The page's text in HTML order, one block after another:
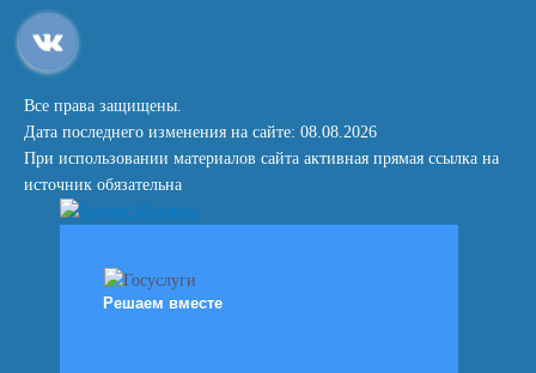
Все права защищены.
Дата последнего изменения на сайте: 08.08.2026
При использовании материалов сайта активная прямая ссылка на
источник обязательна
Решаем вместе